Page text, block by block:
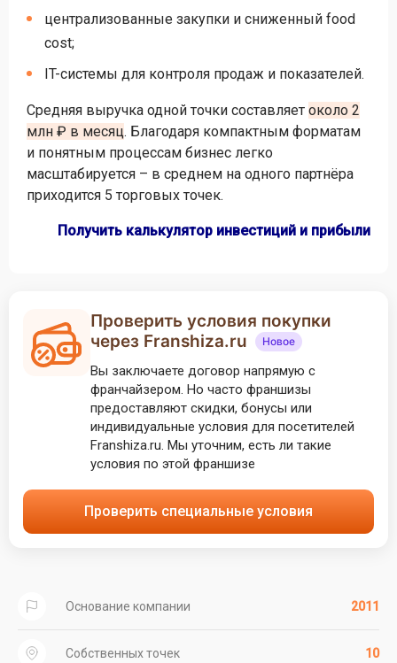
централизованные закупки и сниженный food
cost;
IT-системы для контроля продаж и показателей.
Средняя выручка одной точки составляет около 2
млн ₽ в месяц. Благодаря компактным форматам
и понятным процессам бизнес легко
масштабируется – в среднем на одного партнёра
приходится 5 торговых точек.
Получить калькулятор инвестиций и прибыли
Проверить условия покупки
через Franshiza.ru
Новое
Вы заключаете договор напрямую с
франчайзером. Но часто франшизы
предоставляют скидки, бонусы или
индивидуальные условия для посетителей
Franshiza.ru. Мы уточним, есть ли такие
условия по этой франшизе
Проверить специальные условия
Основание компании 2011
Собственных точек 10